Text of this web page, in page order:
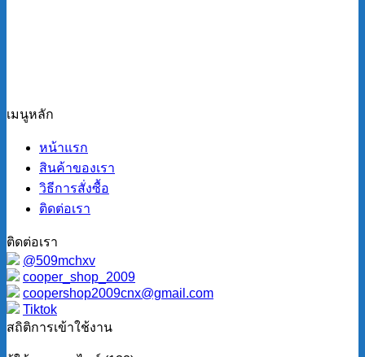
ติดต่อเรา
ติดต่อเรา
@509mchxv
cooper_shop_2009
coopershop2009cnx@gmail.com
Tiktok
ผู้ใช้งานออนไลน์ (132)
ผู้ใช้งานเข้าระบบ (4)
ผู้ใช้งานทั่วไป (128)
ผู้ใช้งานทั้งหมด (4160)